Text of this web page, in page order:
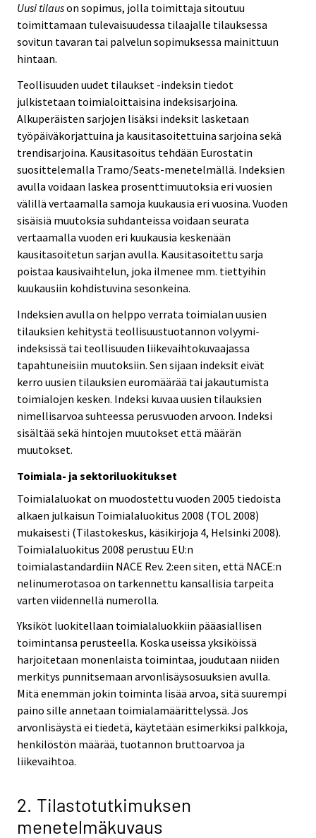
Uusi tilauson sopimus, jolla toimittaja sitoutuu
toimittamaan tulevaisuudessa tilaajalle tilauksessa
sovitun tavaran tai palvelun sopimuksessa mainittuun
hintaan.
Teollisuuden uudet tilaukset -indeksin tiedot
julkistetaan toimialoittaisina indeksisarjoina.
Alkuperäisten sarjojen lisäksi indeksit lasketaan
työpäiväkorjattuina ja kausitasoitettuina sarjoina sekä
trendisarjoina. Kausitasoitus tehdään Eurostatin
suosittelemalla Tramo/Seats-menetelmällä. Indeksien
avulla voidaan laskea prosenttimuutoksia eri vuosien
välillä vertaamalla samoja kuukausia eri vuosina. Vuoden
sisäisiä muutoksia suhdanteissa voidaan seurata
vertaamalla vuoden eri kuukausia keskenään
kausitasoitetun sarjan avulla. Kausitasoitettu sarja
poistaa kausivaihtelun, joka ilmenee mm. tiettyihin
kuukausiin kohdistuvina sesonkeina.
Indeksien avulla on helppo verrata toimialan uusien
tilauksien kehitystä teollisuustuotannon volyymi-
indeksissä tai teollisuuden liikevaihtokuvaajassa
tapahtuneisiin muutoksiin. Sen sijaan indeksit eivät
kerro uusien tilauksien euromäärää tai jakautumista
toimialojen kesken. Indeksi kuvaa uusien tilauksien
nimellisarvoa suhteessa perusvuoden arvoon. Indeksi
sisältää sekä hintojen muutokset että määrän
muutokset.
Toimiala- ja sektoriluokitukset
Toimialaluokat on muodostettu vuoden 2005 tiedoista
alkaen julkaisun Toimialaluokitus 2008 (TOL 2008)
mukaisesti (Tilastokeskus, käsikirjoja 4, Helsinki 2008).
Toimialaluokitus 2008 perustuu EU:n
toimialastandardiin NACE Rev. 2:een siten, että NACE:n
nelinumerotasoa on tarkennettu kansallisia tarpeita
varten viidennellä numerolla.
Yksiköt luokitellaan toimialaluokkiin pääasiallisen
toimintansa perusteella. Koska useissa yksiköissä
harjoitetaan monenlaista toimintaa, joudutaan niiden
merkitys punnitsemaan arvonlisäysosuuksien avulla.
Mitä enemmän jokin toiminta lisää arvoa, sitä suurempi
paino sille annetaan toimialamäärittelyssä. Jos
arvonlisäystä ei tiedetä, käytetään esimerkiksi palkkoja,
henkilöstön määrää, tuotannon bruttoarvoa ja
liikevaihtoa.
2. Tilastotutkimuksen
menetelmäkuvaus